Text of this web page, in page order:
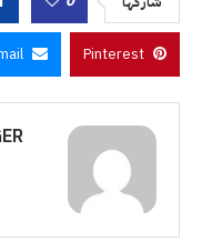
Pinterest